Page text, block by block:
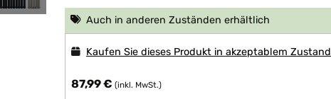
Auch in anderen Zuständen erhältlich
Kaufen Sie dieses Produkt in akzeptablem Zustand
87,99 € (inkl. MwSt.)